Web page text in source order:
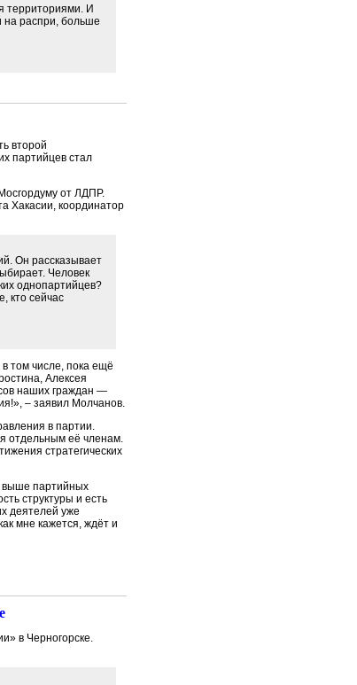
территориями. И
на распри, больше
второй
партийцев стал
от ЛДПР.
Хакасии, координатор
Он рассказывает
Человек
однопартийцев?
кто сейчас
том числе, пока ещё
Алексея
наших граждан —
– заявил Молчанов.
в партии.
отдельным её членам.
стратегических
выше партийных
структуры и есть
деятелей уже
мне кажется, ждёт и
в Черногорске.